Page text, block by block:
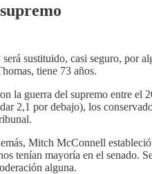
sustituido, casi seguro, por
tiene 73 años.
la guerra del supremo entre el
2,1 por debajo), los
Mitch McConnell
tenían mayoría en el senado.
alguna.